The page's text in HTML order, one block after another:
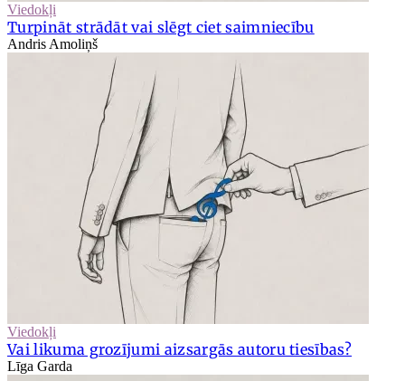
Viedokļi
Turpināt strādāt vai slēgt ciet saimniecību
Andris Amoliņš
Viedokļi
Vai likuma grozījumi aizsargās autoru tiesības?
Līga Garda